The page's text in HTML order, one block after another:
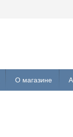
О магазине